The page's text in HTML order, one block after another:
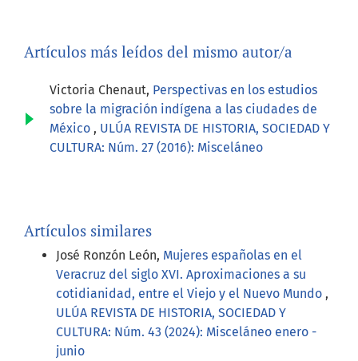
Artículos más leídos del mismo autor/a
Victoria Chenaut, Perspectivas en los estudios
sobre la migración indígena a las ciudades de
México , ULÚA REVISTA DE HISTORIA, SOCIEDAD Y
CULTURA: Núm. 27 (2016): Misceláneo
Artículos similares
José Ronzón León, Mujeres españolas en el
Veracruz del siglo XVI. Aproximaciones a su
cotidianidad, entre el Viejo y el Nuevo Mundo ,
ULÚA REVISTA DE HISTORIA, SOCIEDAD Y
CULTURA: Núm. 43 (2024): Misceláneo enero -
junio